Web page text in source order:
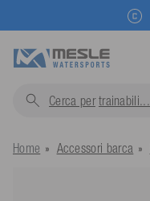
Cerca per trainabili...
Home Accessori barca